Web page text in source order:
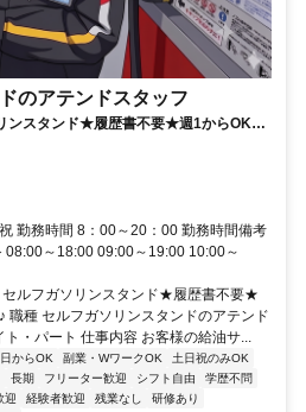
のアテンドスタッフ
ンスタンド★履歴書不要★週1からOK＆
勤務時間 8：00～20：00 勤務時間備考
～18:00 09:00～19:00 10:00～
セルフガソリンスタンド★履歴書不要★
職種 セルフガソリンスタンドのアテンド
・パート 仕事内容 お客様の給油サ...
からOK 副業・WワークOK
土日祝のみOK
長期 フリーター歓迎 シフト自由
学歴不問
迎 経験者歓迎 残業なし
研修あり